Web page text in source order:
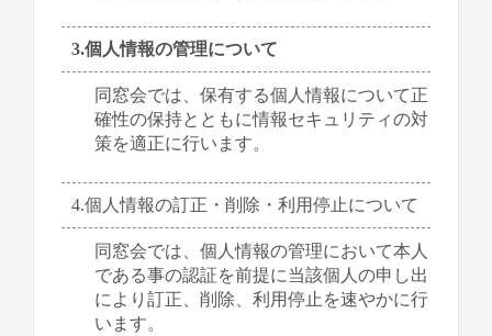
3.個人情報の管理について
同窓会では、保有する個人情報について正
確性の保持とともに情報セキュリティの対
策を適正に行います。
4.個人情報の訂正・削除・利用停止について
同窓会では、個人情報の管理において本人
である事の認証を前提に当該個人の申し出
により訂正、削除、利用停止を速やかに行
います。